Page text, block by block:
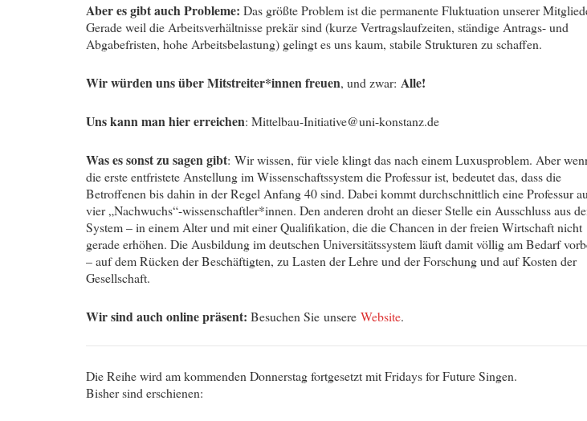
Aber es gibt auch Probleme: Das größte Problem ist die permanente Fluktuation unserer
Gerade weil die Arbeitsverhältnisse prekär sind (kurze Vertragslaufzeiten, ständige Antrags- und
Abgabefristen, hohe Arbeitsbelastung) gelingt es uns kaum, stabile Strukturen zu schaffen.
Wir würden uns über Mitstreiter*innen freuen, und zwar: Alle!
Uns kann man hier erreichen: Mittelbau-Initiative@uni-konstanz.de
Was es sonst zu sagen gibt: Wir wissen, für viele klingt das nach einem Luxusproblem. Aber
die erste entfristete Anstellung im Wissenschaftssystem die Professur ist, bedeutet das, dass die
Betroffenen bis dahin in der Regel Anfang 40 sind. Dabei kommt durchschnittlich eine Professur
vier „Nachwuchs“-wissenschaftler*innen. Den anderen droht an dieser Stelle ein Ausschluss aus
System – in einem Alter und mit einer Qualifikation, die die Chancen in der freien Wirtschaft nicht
gerade erhöhen. Die Ausbildung im deutschen Universitätssystem läuft damit völlig am Bedarf
– auf dem Rücken der Beschäftigten, zu Lasten der Lehre und der Forschung und auf Kosten der
Gesellschaft.
Wir sind auch online präsent: Besuchen Sie unsere Website.
Die Reihe wird am kommenden Donnerstag fortgesetzt mit Fridays for Future Singen.
Bisher sind erschienen: